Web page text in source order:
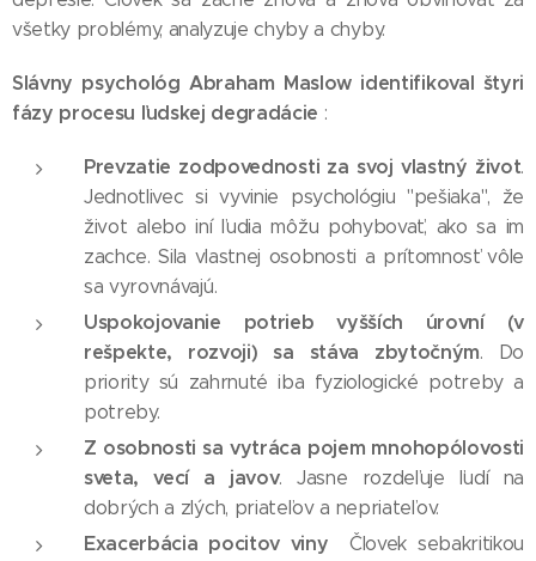
všetky problémy, analyzuje chyby a chyby.
Slávny psychológ Abraham Maslow identifikoval štyri
fázy procesu ľudskej degradácie :
Prevzatie zodpovednosti za svoj vlastný život.
Jednotlivec si vyvinie psychológiu "pešiaka", že
život alebo iní ľudia môžu pohybovať, ako sa im
zachce. Sila vlastnej osobnosti a prítomnosť vôle
sa vyrovnávajú.
Uspokojovanie potrieb vyšších úrovní (v
rešpekte, rozvoji) sa stáva zbytočným. Do
priority sú zahrnuté iba fyziologické potreby a
potreby.
Z osobnosti sa vytráca pojem mnohopólovosti
sveta, vecí a javov. Jasne rozdeľuje ľudí na
dobrých a zlých, priateľov a nepriateľov.
Exacerbácia pocitov viny Človek sebakritikou